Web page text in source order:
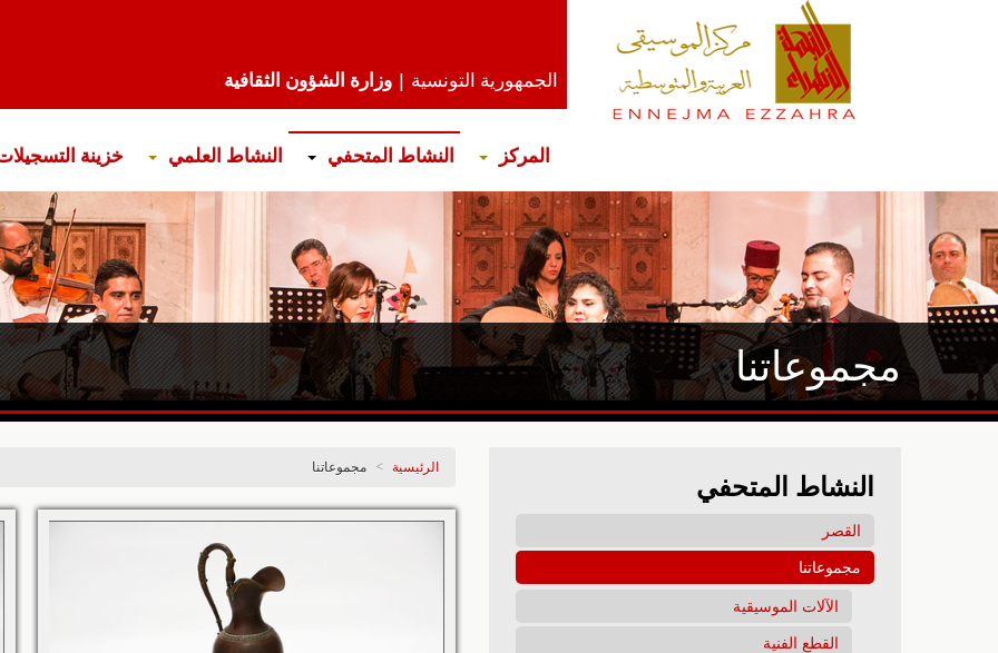
الجمهورية التونسية |وزارة الشؤون الثقافية
المركز النشاط المتحفي النشاط العلمي خزينة
مجموعاتنا
الرئيسية > مجموعاتنا
النشاط المتحفي
القصر
مجموعاتنا
الآلات الموسيقية
القطع الفنية